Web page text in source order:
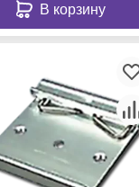
В корзину